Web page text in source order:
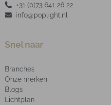
+31 (0)73 641 26 22
info@poplight.nl
Snel naar
Branches
Onze merken
Blogs
Lichtplan